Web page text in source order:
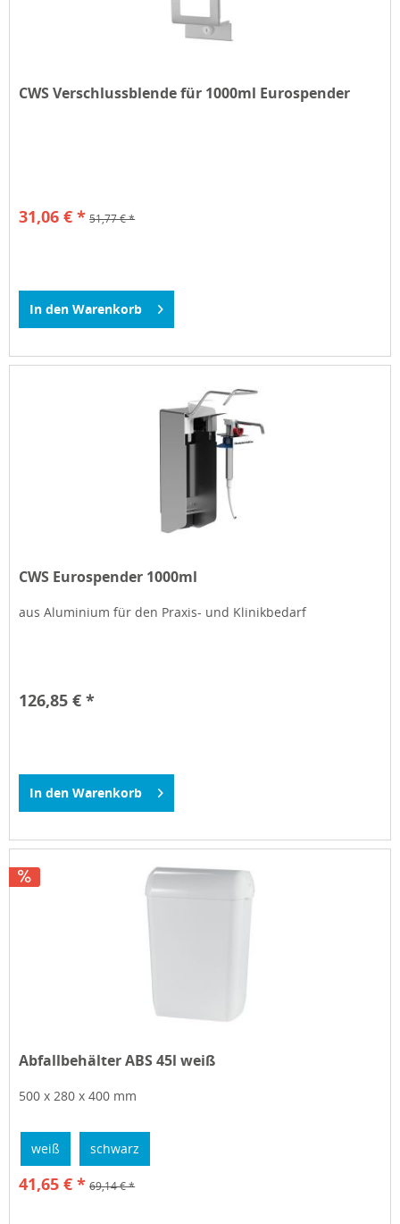
CWS Verschlussblende für 1000ml Eurospender
31,06 € * 51,77 € *
In den Warenkorb
CWS Eurospender 1000ml
aus Aluminium für den Praxis- und Klinikbedarf
126,85 € *
In den Warenkorb
Abfallbehälter ABS 45l weiß
500 x 280 x 400 mm
weiß schwarz
41,65 € * 69,14 € *